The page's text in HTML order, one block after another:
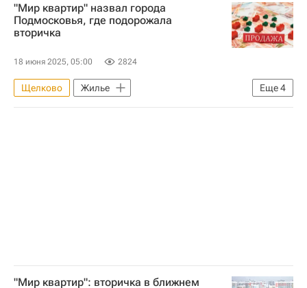
Криминал
"Мир квартир" назвал города
Подмосковья, где подорожала
вторичка
18 июня 2025, 05:00 2824
Еще4
Щелково
Жилье
Московская область (Подмосковье)
"Мир квартир": вторичка в ближнем